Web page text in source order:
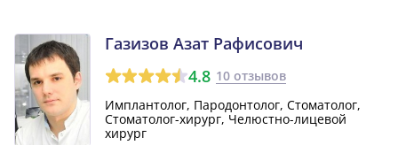
и стерильность однозначно.Рекомендую»
Газизов Азат Рафисович
4.8 10 отзывов
Имплантолог, Пародонтолог, Стоматолог,
Стоматолог-хирург, Челюстно-лицевой
хирург